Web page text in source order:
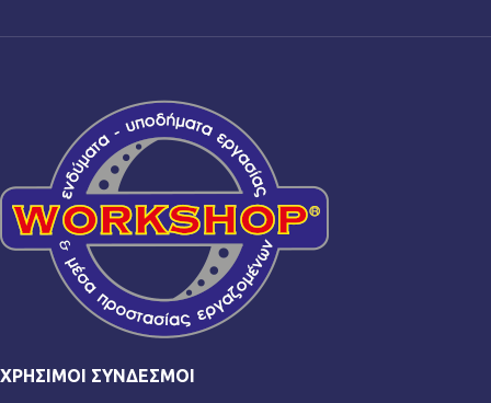
ΧΡΉΣΙΜΟΙ ΣΎΝΔΕΣΜΟΙ